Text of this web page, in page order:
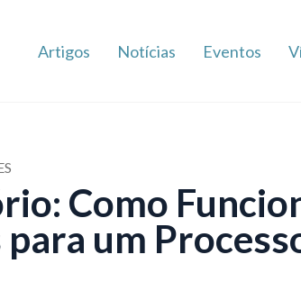
Artigos Notícias Eventos
Como
um